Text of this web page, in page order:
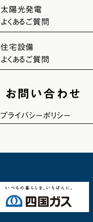
太陽光発電
よくあるご質問
住宅設備
よくあるご質問
お問い合わせ
プライバシーポリシー